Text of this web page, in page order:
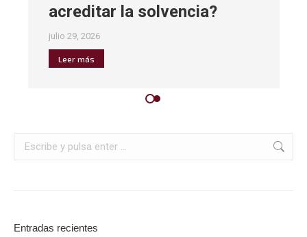
acreditar la solvencia?
julio 29, 2026
Leer más
Entradas recientes